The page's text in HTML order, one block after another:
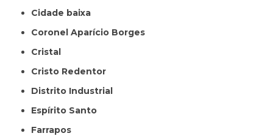
Cidade baixa
Coronel Aparício Borges
Cristal
Cristo Redentor
Distrito Industrial
Espírito Santo
Farrapos